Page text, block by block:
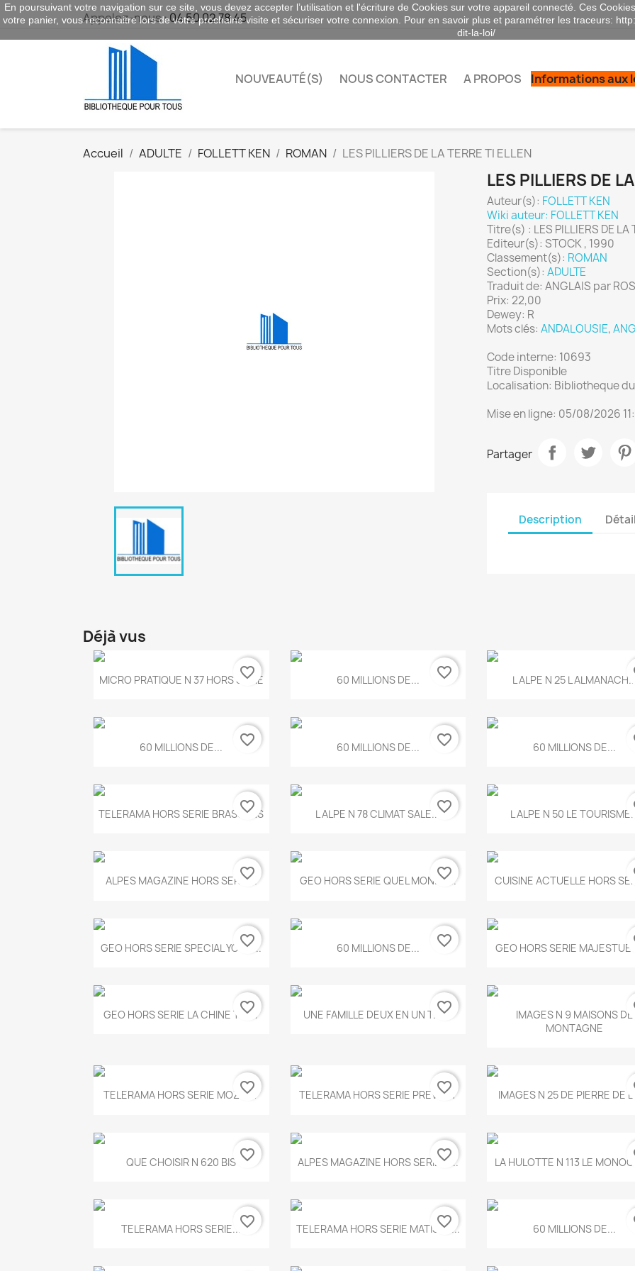
Appelez-nous :04 50 02 78 45
NOUVEAUTÉ(S) NOUS CONTACTER A PROPOS Informations aux
Accueil ADULTE FOLLETT KEN ROMAN LES PILLIERS DE LA TERRE TI ELLEN
LES PILLIERS DE
Auteur(s): FOLLETT KEN
Wiki auteur: FOLLETT KEN
Titre(s) : LES PILLIERS DE LA
Editeur(s): STOCK , 1990
Classement(s): ROMAN
Section(s): ADULTE
Traduit de: ANGLAIS par
Prix: 22,00
Dewey: R
Mots clés: ANDALOUSIE,
Code interne: 10693
Titre Disponible
Localisation: Bibliotheque
Mise en ligne: 05/08/2026
Partager
Description
Déjà vus
Aperçu rapide
MICRO PRATIQUE N 37 HORS SERIE
favorite_border Aperçu rapide
60 MILLIONS DE... favorite_border  Aperçu rapide
L ALPE N 25 L
Aperçu rapide
60 MILLIONS DE... favorite_border Aperçu rapide
60 MILLIONS DE... favorite_border Aperçu rapide
60 MILLIONS DE...
 Aperçu rapide
TELERAMA HORS SERIE BRASSENS
favorite_border  Aperçu rapide
L ALPE N 78 CLIMAT SALE...favorite_border  Aperçu rapide
L ALPE N 50 LE
Aperçu rapide
ALPES MAGAZINE HORS SERIE...
favorite_border Aperçu rapide
GEO HORS SERIE QUEL MONDE...
favorite_border Aperçu rapide
CUISINE ACTUELLE HORS
Aperçu rapide
GEO HORS SERIE SPECIAL YOGA...
favorite_border Aperçu rapide
60 MILLIONS DE... favorite_border Aperçu rapide
GEO HORS SERIE
Aperçu rapide
GEO HORS SERIE LA CHINE T.497
favorite_border Aperçu rapide
UNE FAMILLE DEUX EN UN T.675
favorite_border Aperçu rapide
IMAGES N 9 MAISONS DE
MONTAGNE
Aperçu rapide
TELERAMA HORS SERIE MOZART
favorite_border Aperçu rapide
TELERAMA HORS SERIE PREVERT
favorite_border Aperçu rapide
IMAGES N 25 DE PIERRE DE
Aperçu rapide
QUE CHOISIR N 620 BIS favorite_border Aperçu rapide
ALPES MAGAZINE HORS SERIE N...
favorite_border Aperçu rapide
LA HULOTTE N 113 LE
Aperçu rapide
TELERAMA HORS SERIE...favorite_border Aperçu rapide
TELERAMA HORS SERIE MATISSE...
favorite_border Aperçu rapide
60 MILLIONS DE...
En poursuivant votre navigation sur ce site, vous devez accepter l’utilisation et l'écriture de Cookies sur votre appareil connecté. Ces
votre panier, vous reconnaitre lors de votre prochaine visite et sécuriser votre connexion. Pour en savoir plus et paramétrer les traceurs:
dit-la-loi/